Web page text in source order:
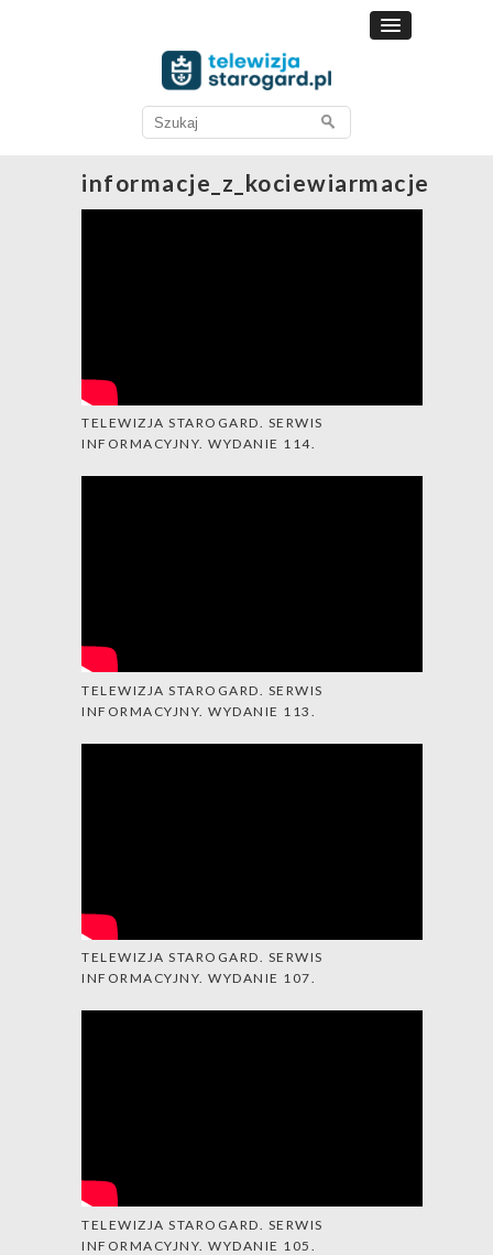
Search
for:
informacje_z_kociewiarmacje
TELEWIZJA STAROGARD. SERWIS
INFORMACYJNY. WYDANIE 114.
TELEWIZJA STAROGARD. SERWIS
INFORMACYJNY. WYDANIE 113.
TELEWIZJA STAROGARD. SERWIS
INFORMACYJNY. WYDANIE 107.
TELEWIZJA STAROGARD. SERWIS
INFORMACYJNY. WYDANIE 105.